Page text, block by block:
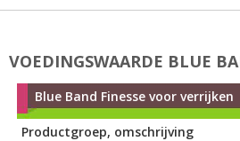
VOEDINGSWAARDE BLUE
Blue Band Finesse voor verrijken
Productgroep, omschrijving